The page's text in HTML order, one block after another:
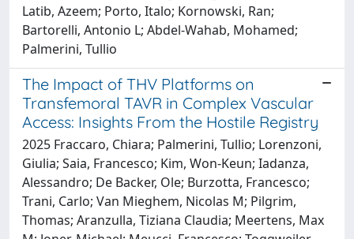
Latib, Azeem; Porto, Italo; Kornowski, Ran;
Bartorelli, Antonio L; Abdel-Wahab, Mohamed;
Palmerini, Tullio
The Impact of THV Platforms on
Transfemoral TAVR in Complex Vascular
Access: Insights From the Hostile Registry
2025 Fraccaro, Chiara; Palmerini, Tullio; Lorenzoni,
Giulia; Saia, Francesco; Kim, Won-Keun; Iadanza,
Alessandro; De Backer, Ole; Burzotta, Francesco;
Trani, Carlo; Van Mieghem, Nicolas M; Pilgrim,
Thomas; Aranzulla, Tiziana Claudia; Meertens, Max